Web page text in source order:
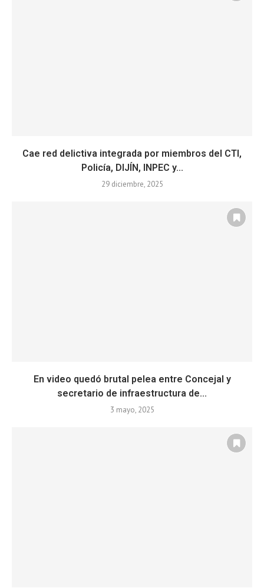
Cae red delictiva integrada por miembros del CTI,
Policía, DIJÍN, INPEC y...
29 diciembre, 2025
En video quedó brutal pelea entre Concejal y
secretario de infraestructura de...
3 mayo, 2025